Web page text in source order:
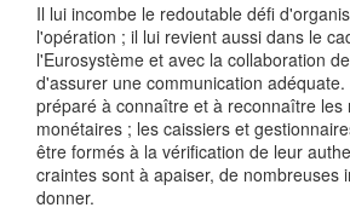
Il lui incombe le redoutable défi
l'opération ; il lui revient aussi dans le
l'Eurosystème et avec la collaboration
d'assurer une communication
préparé à connaître et à reconnaître les
monétaires ; les caissiers et
être formés à la vérification de leur
craintes sont à apaiser, de nombreuses
donner.